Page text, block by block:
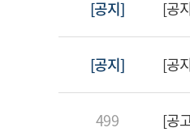
[공지] [공
[공지] [공
499 [공